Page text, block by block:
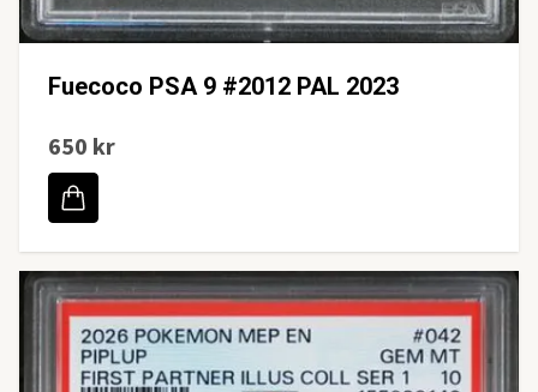
Fuecoco PSA 9 #2012 PAL 2023
650 kr